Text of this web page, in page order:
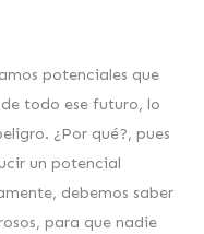
potenciales que
todo ese futuro, lo
¿Por qué?, pues
un potencial
debemos saber
para que nadie